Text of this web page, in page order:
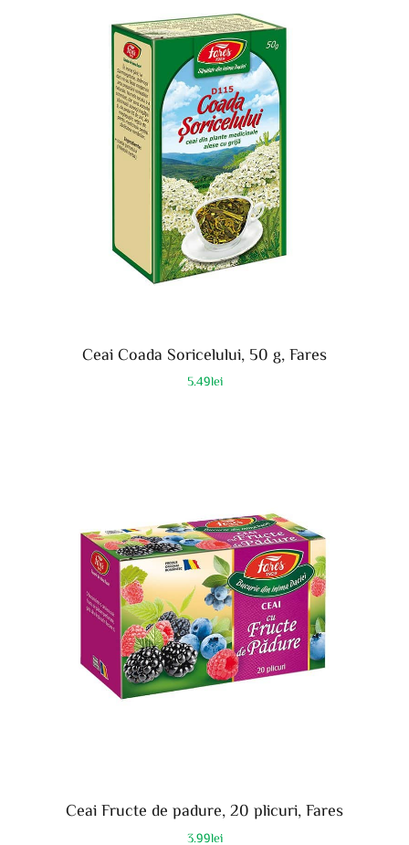
Ceai Coada Soricelului, 50 g, Fares
5.49lei
Ceai Fructe de padure, 20 plicuri, Fares
3.99lei